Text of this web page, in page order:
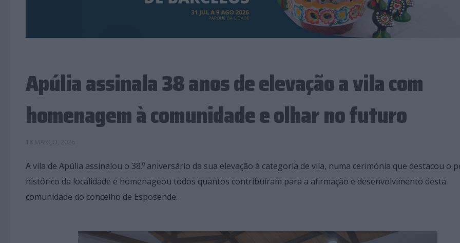
Apúlia assinala 38 anos de elevação a vila com
homenagem à comunidade e olhar no futuro
A vila de Apúlia assinalou o 38.º aniversário da sua elevação à categoria de vila, numa cerimónia que destacou o
histórico da localidade e homenageou todos quantos contribuíram para a afirmação e desenvolvimento desta
comunidade do concelho de Esposende.